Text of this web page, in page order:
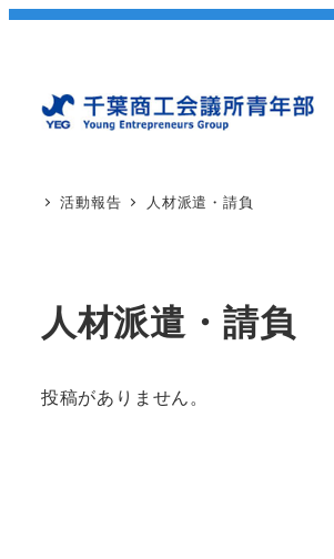
活動報告 人材派遣・請負
人材派遣・請負
投稿がありません。